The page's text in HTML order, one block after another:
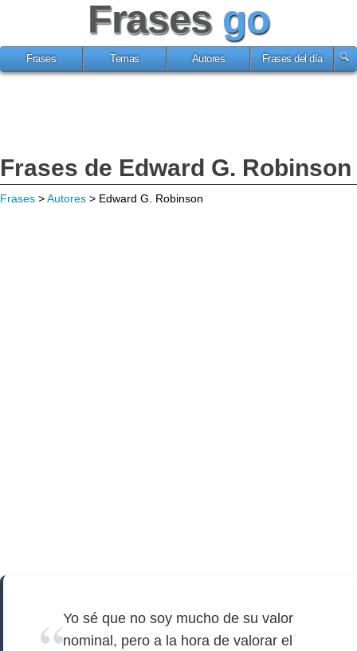
Frases go
Frases Temas Autores Frases del día
Frases de Edward G. Robinson
Frases >Autores > Edward G. Robinson
Yo sé que no soy mucho de su valor
nominal, pero a la hora de valorar el